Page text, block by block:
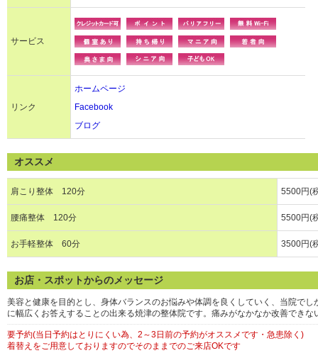
サービス
リンク
ホームページ
Facebook
ブログ
オススメ
肩こり整体 120分 5500円(
腰痛整体 120分 5500円(
お手軽整体 60分 3500円(
お店・スポットからのメッセージ
美容と健康を目的とし、身体バランスのお悩みや体調を良くしていく、当院で
に幅広くお答えすることの出来る焼津の整体院です。痛みがなかなか改善でき
要予約(当日予約はとりにくい為、2～3日前の予約がオススメです・急患除く)
着替えをご用意しておりますのでそのままでのご来店OKです